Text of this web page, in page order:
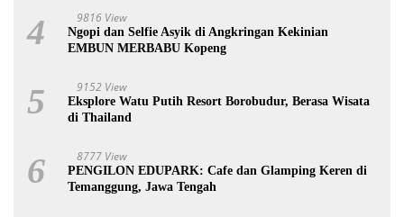
4 9816 View
Ngopi dan Selfie Asyik di Angkringan Kekinian
EMBUN MERBABU Kopeng
5 9152 View
Eksplore Watu Putih Resort Borobudur, Berasa Wisata
di Thailand
6 8777 View
PENGILON EDUPARK: Cafe dan Glamping Keren di
Temanggung, Jawa Tengah